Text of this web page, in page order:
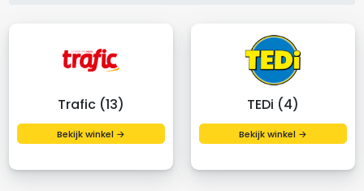
Trafic (13)
Bekijk winkel →
TEDi (4)
Bekijk winkel →